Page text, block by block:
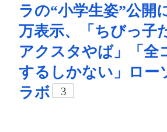
ラの“小学生姿”公開
万表示、「ちびっ子
アクスタやば」「全
するしかない」ロー
ラボ
3